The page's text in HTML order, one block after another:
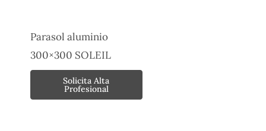
Parasol aluminio
300×300 SOLEIL
Solicita Alta
Profesional